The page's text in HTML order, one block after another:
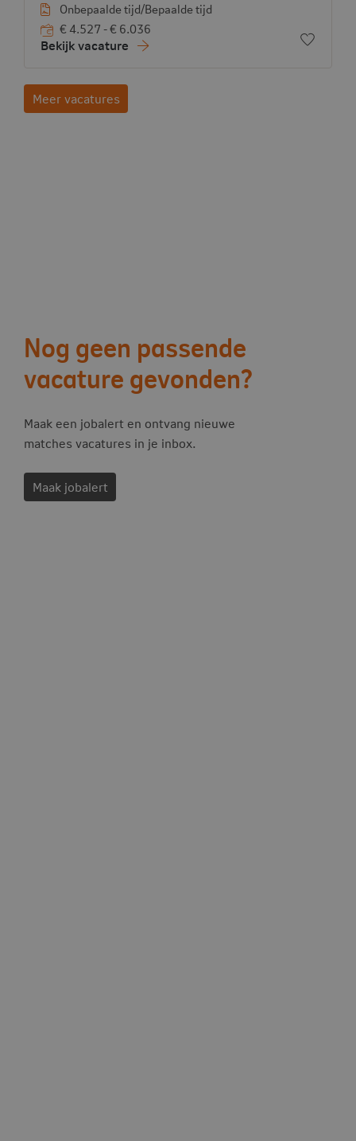
Voeg
Onbepaalde tijd/Bepaalde tijd
€ 4.527 - € 6.036
Bekijk vacature
Meer vacatures
Nog geen passende
vacature gevonden?
Maak een jobalert en ontvang nieuwe
matches vacatures in je inbox.
Maak jobalert